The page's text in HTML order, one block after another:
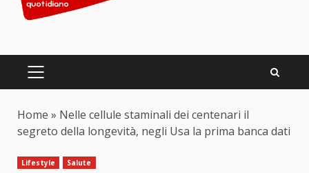
PRIMARY
Home » Nelle cellule staminali dei centenari il
segreto della longevità, negli Usa la prima banca dati
Lifestyle Salute